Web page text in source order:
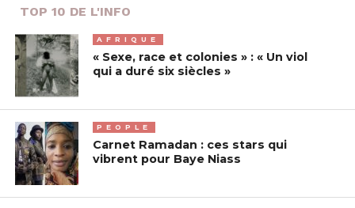
TOP 10 DE L'INFO
AFRIQUE
« Sexe, race et colonies » : « Un viol
qui a duré six siècles »
PEOPLE
Carnet Ramadan : ces stars qui
vibrent pour Baye Niass